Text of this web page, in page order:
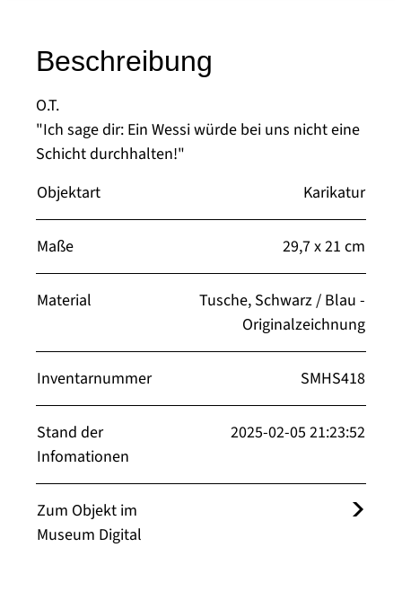
Beschreibung
O.T.
"Ich sage dir: Ein Wessi würde bei uns nicht eine
Schicht durchhalten!"
Objektart
Karikatur
Maße 29,7 x 21 cm
Material
Tusche, Schwarz / Blau -
Originalzeichnung
Inventarnummer SMHS418
Stand der
Infomationen
2025-02-05 21:23:52
Zum Objekt im
Museum Digital